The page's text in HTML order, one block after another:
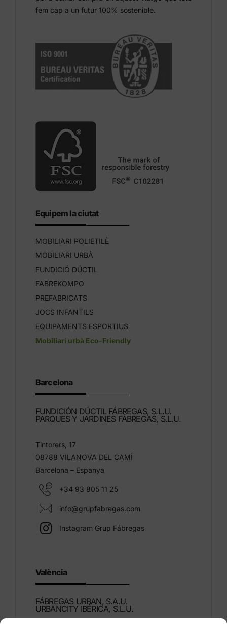
fem cap a un futur 100% sostenible.
Equipem la ciutat
MOBILIARI POLIETILÈ
MOBILIARI URBÀ
FUNDICIÓ DÚCTIL
FABREKOMPO
PREFABRICATS
JOCS INFANTILS
EQUIPAMENTS ESPORTIUS
Mobiliari urbà Eco-Friendly
Barcelona
FUNDICIÓN DÚCTIL FÁBREGAS, S.L.U.
PARQUES Y JARDINES FÁBREGAS, S.L.U.
Tintorers, 17
08788 VILANOVA DEL CAMÍ
Barcelona – Espanya
+34 93 805 11 25
info@grupfabregas.com
Instagram Grup Fábregas
València
FÁBREGAS URBAN, S.A.U.
URBANCITY IBÉRICA, S.L.U.